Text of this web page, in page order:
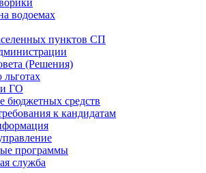
водоемах
пунктов СП
(Решения)
ГО
бюджетных средств
к кандидатам
программы
служба